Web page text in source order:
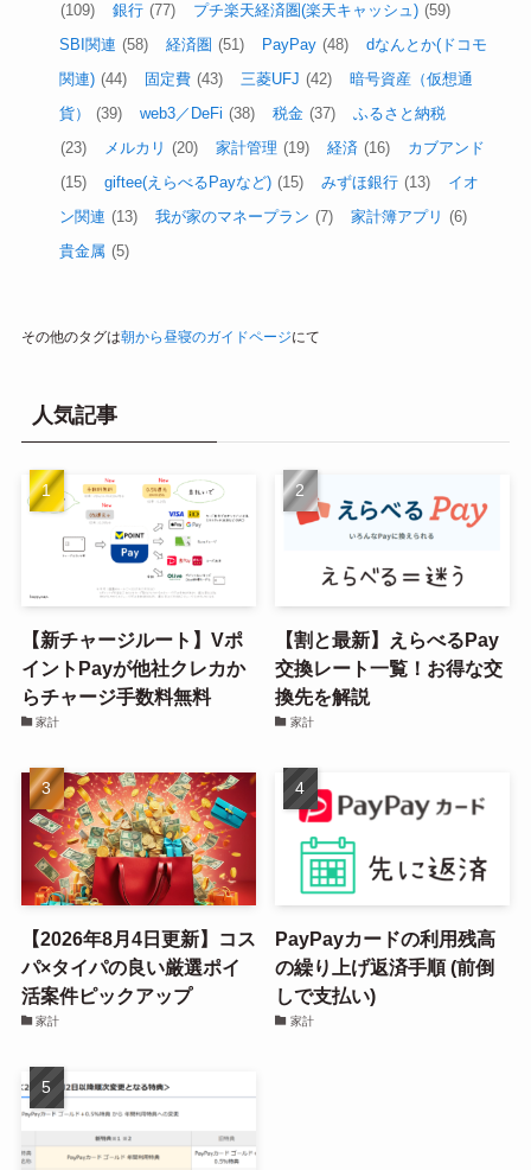
(109)
銀行 (77) プチ楽天経済圏(楽天キャッシュ) (59)
SBI関連 (58) 経済圏 (51) PayPay (48)
dなんとか(ドコモ
関連) (44) 固定費 (43) 三菱UFJ (42)
暗号資産（仮想通
貨）
(39) web3／DeFi (38) 税金 (37)
ふるさと納税
(23)
メルカリ (20) 家計管理 (19) 経済 (16)
カブアンド
(15)
giftee(えらべるPayなど) (15) みずほ銀行 (13)
イオ
ン関連 (13) 我が家のマネープラン (7) 家計簿アプリ (6)
貴金属 (5)
その他のタグは朝から昼寝のガイドページにて
人気記事
【新チャージルート】Vポ
イントPayが他社クレカか
らチャージ手数料無料
家計
【割と最新】えらべるPay
交換レート一覧！お得な交
換先を解説
家計
【2026年8月4日更新】コス
パ×タイパの良い厳選ポイ
活案件ピックアップ
家計
PayPayカードの利用残高
の繰り上げ返済手順 (前倒
しで支払い)
家計